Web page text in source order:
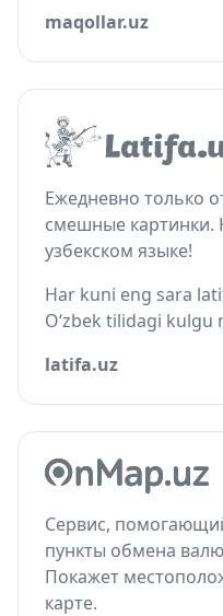
maqollar.uz
Ежедневно только
смешные картинки.
узбекском языке!
Har kuni eng sara
O‘zbek tilidagi kulgu
latifa.uz
Сервис,
пункты обмена
Покажет
карте.